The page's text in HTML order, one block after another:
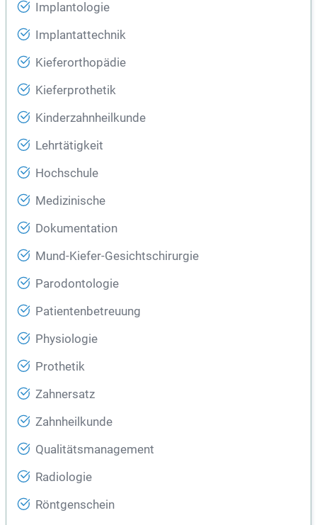
Implantologie
Implantattechnik
Kieferorthopädie
Kieferprothetik
Kinderzahnheilkunde
Lehrtätigkeit
Hochschule
Medizinische
Dokumentation
Mund-Kiefer-Gesichtschirurgie
Parodontologie
Patientenbetreuung
Physiologie
Prothetik
Zahnersatz
Zahnheilkunde
Qualitätsmanagement
Radiologie
Röntgenschein